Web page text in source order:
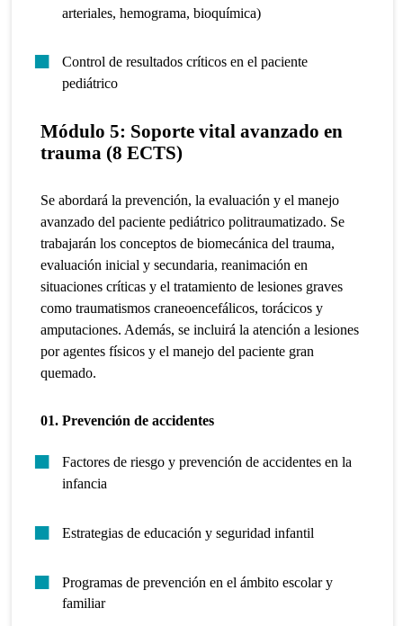
arteriales, hemograma, bioquímica)
Control de resultados críticos en el paciente
pediátrico
Módulo 5: Soporte vital avanzado en
trauma (8 ECTS)
Se abordará la prevención, la evaluación y el manejo
avanzado del paciente pediátrico politraumatizado. Se
trabajarán los conceptos de biomecánica del trauma,
evaluación inicial y secundaria, reanimación en
situaciones críticas y el tratamiento de lesiones graves
como traumatismos craneoencefálicos, torácicos y
amputaciones. Además, se incluirá la atención a lesiones
por agentes físicos y el manejo del paciente gran
quemado.
01. Prevención de accidentes
Factores de riesgo y prevención de accidentes en la
infancia
Estrategias de educación y seguridad infantil
Programas de prevención en el ámbito escolar y
familiar